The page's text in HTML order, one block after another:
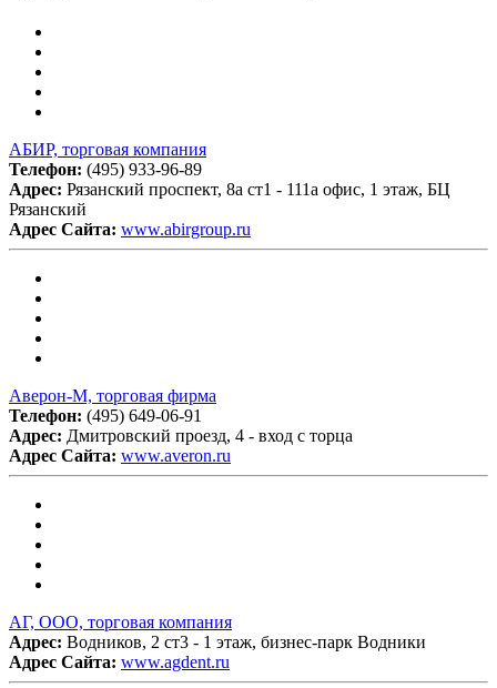
АБИР, торговая компания
Телефон: (495) 933-96-89
Адрес: Рязанский проспект, 8а ст1 - 111а офис, 1 этаж, БЦ
Рязанский
Адрес Сайта: www.abirgroup.ru
Аверон-М, торговая фирма
Телефон: (495) 649-06-91
Адрес: Дмитровский проезд, 4 - вход с торца
Адрес Сайта: www.averon.ru
АГ, ООО, торговая компания
Адрес: Водников, 2 ст3 - 1 этаж, бизнес-парк Водники
Адрес Сайта: www.agdent.ru